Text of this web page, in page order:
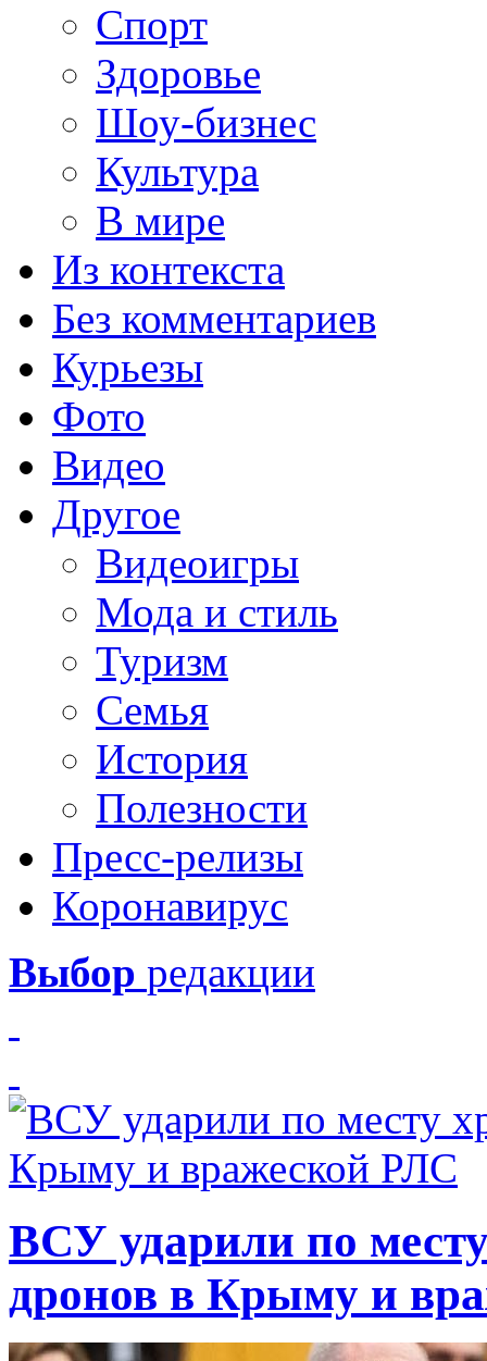
Спорт
Здоровье
Шоу-бизнес
Культура
В мире
Из контекста
Без комментариев
Курьезы
Фото
Видео
Другое
Видеоигры
Мода и стиль
Туризм
Семья
История
Полезности
Пресс-релизы
Коронавирус
Выбор редакции
ВСУ ударили по
дронов в Крыму и